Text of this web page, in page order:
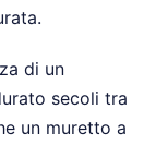
di un
secoli tra
un muretto a